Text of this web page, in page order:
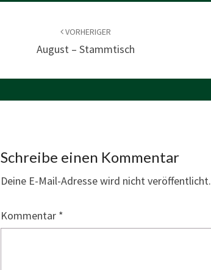
VORHERIGER
August – Stammtisch
Schreibe einen Kommentar
Deine E-Mail-Adresse wird nicht veröffentlicht.
Kommentar *